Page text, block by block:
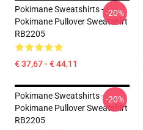
Pokimane Sweatshirts -
Pokimane Pullover Sweatshirt
RB2205
€ 37,67 - € 44,11
-20%
Pokimane Sweatshirts -
Pokimane Pullover Sweatshirt
RB2205
-20%